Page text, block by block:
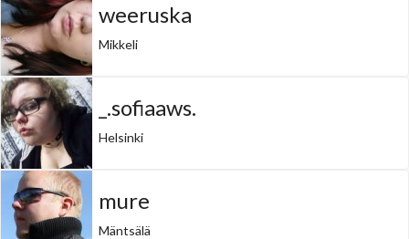
weeruska
Mikkeli
_.sofiaaws.
Helsinki
mure
Mäntsälä